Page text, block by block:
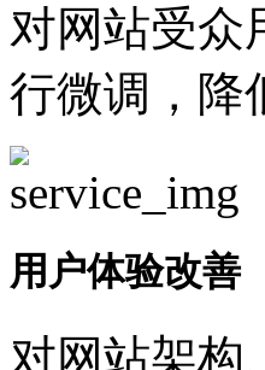
对网站受众
行微调，降
用户体验改善
对网站架构